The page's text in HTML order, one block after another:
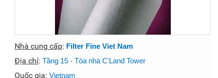
Nhà cung cấp: Filter Fine Viet Nam
Địa chỉ: Tầng 15 - Tòa nhà C'Land Tower
Quốc gia: Vietnam